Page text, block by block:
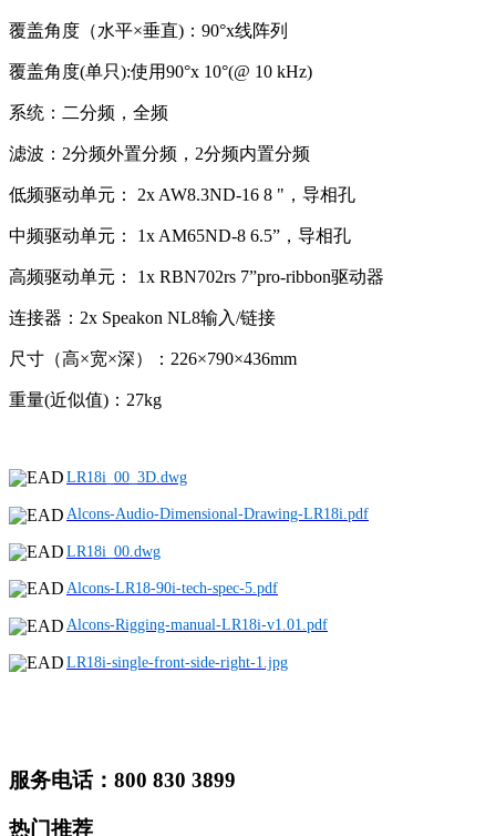
覆盖角度（水平×垂直)：90°x线阵列
覆盖角度(单只):使用90°x 10°(@ 10 kHz)
系统：二分频，全频
滤波：2分频外置分频，2分频内置分频
低频驱动单元： 2x AW8.3ND-16 8 "，导相孔
中频驱动单元： 1x AM65ND-8 6.5”，导相孔
高频驱动单元： 1x RBN702rs 7”pro-ribbon驱动器
连接器：2x Speakon NL8输入/链接
尺寸（高×宽×深）：226×790×436mm
重量(近似值)：27kg
LR18i_00_3D.dwg
Alcons-Audio-Dimensional-Drawing-LR18i.pdf
LR18i_00.dwg
Alcons-LR18-90i-tech-spec-5.pdf
Alcons-Rigging-manual-LR18i-v1.01.pdf
LR18i-single-front-side-right-1.jpg
服务电话：800 830 3899
热门推荐